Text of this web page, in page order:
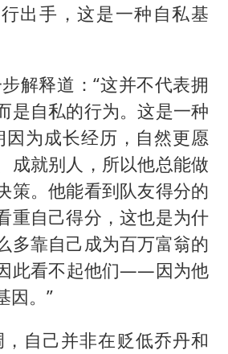
出手，这是一种自私基
解释道：“这并不代表拥
是自私的行为。这是一种
为成长经历，自然更愿
成就别人，所以他总能做
策。他能看到队友得分的
重自己得分，这也是为什
多靠自己成为百万富翁的
此看不起他们——因为他
因。”
自己并非在贬低乔丹和